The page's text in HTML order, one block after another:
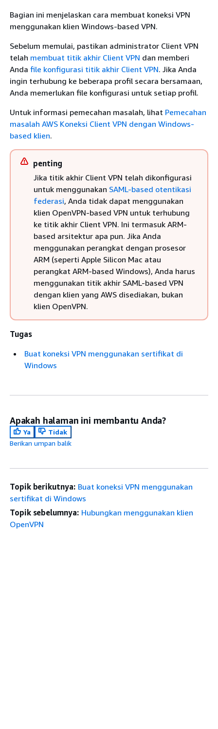
Bagian ini menjelaskan cara membuat koneksi VPN
menggunakan klien Windows-based VPN.
Sebelum memulai, pastikan administrator Client VPN
telah membuat titik akhir Client VPN dan memberi
Anda file konfigurasi titik akhir Client VPN. Jika Anda
ingin terhubung ke beberapa profil secara bersamaan,
Anda memerlukan file konfigurasi untuk setiap profil.
Untuk informasi pemecahan masalah, lihat Pemecahan
masalah AWS Koneksi Client VPN dengan Windows-
based klien.
penting
Jika titik akhir Client VPN telah dikonfigurasi
untuk menggunakan SAML-based otentikasi
federasi, Anda tidak dapat menggunakan
klien OpenVPN-based VPN untuk terhubung
ke titik akhir Client VPN. Ini termasuk ARM-
based arsitektur apa pun. Jika Anda
menggunakan perangkat dengan prosesor
ARM (seperti Apple Silicon Mac atau
perangkat ARM-based Windows), Anda harus
menggunakan titik akhir SAML-based VPN
dengan klien yang AWS disediakan, bukan
klien OpenVPN.
Tugas
Buat koneksi VPN menggunakan sertifikat di
Windows
Apakah halaman ini membantu Anda?
Ya
Tidak
Berikan umpan balik
Topik berikutnya: Buat koneksi VPN menggunakan
sertifikat di Windows
Topik sebelumnya: Hubungkan menggunakan klien
OpenVPN